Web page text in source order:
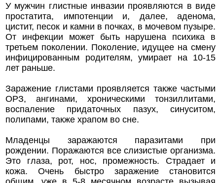
У мужчин глистные инвазии проявляются в виде
простатита, импотенции и, далее, аденома,
цистит, песок и камни в почках, в мочевом пузыре.
От инфекции может быть нарушена психика в
третьем поколении. Поколение, идущее на смену
инфицированным родителям, умирает на 10-15
лет раньше.
Заражение глистами проявляется также частыми
ОРЗ, ангинами, хроническими тонзиллитами,
воспаление придаточных пазух, синуситом,
полипами, также храпом во сне.
Младенцы заражаются паразитами при
рождении. Поражаются все слизистые организма.
Это глаза, рот, нос, промежность. Страдает и
кожа. Очень быстро заражение становится